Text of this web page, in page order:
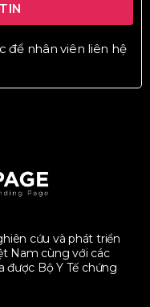
để nhân viên liên hệ
cứu và phát triển
Nam cùng với các
được Bộ Y Tế chứng